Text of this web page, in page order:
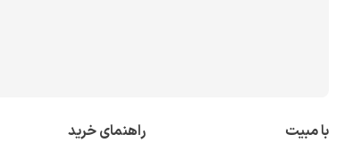
با مبیت راهنمای خرید